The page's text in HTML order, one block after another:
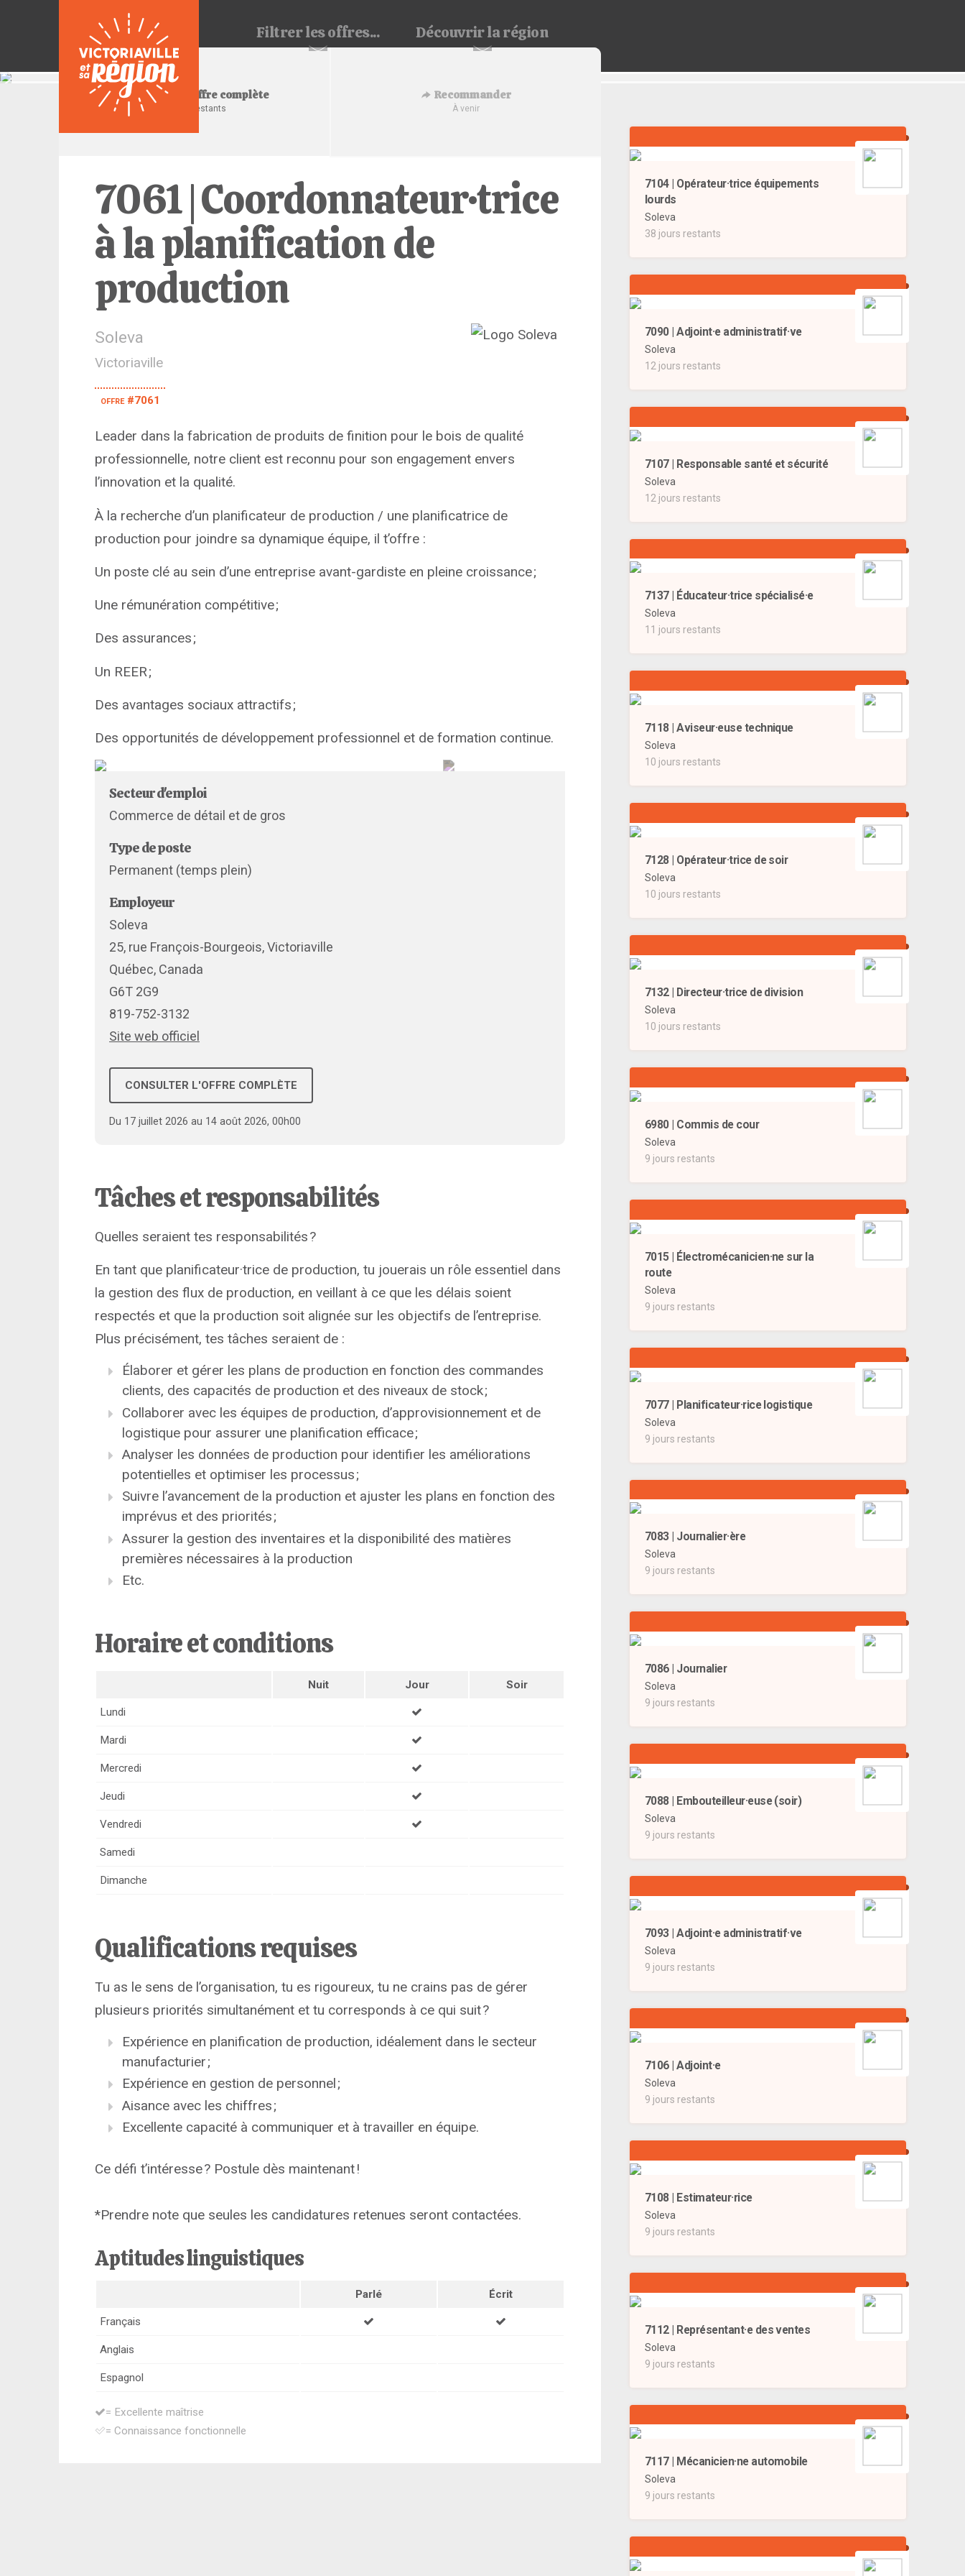
Filtrerles offres... Découvrirla région
Consulter l'offre complète
9 jours restants
Recommander
À venir
7061 | Coordonnateur·trice
à la planification de
production
Soleva
Victoriaville
offre #7061
Leader dans la fabrication de produits de finition pour le bois de qualité
professionnelle, notre client est reconnu pour son engagement envers
l’innovation et la qualité.
À la recherche d’un planificateur de production / une planificatrice de
production pour joindre sa dynamique équipe, il t’offre :
Un poste clé au sein d’une entreprise avant-gardiste en pleine croissance ;
Une rémunération compétitive ;
Des assurances ;
Un REER ;
Des avantages sociaux attractifs ;
Des opportunités de développement professionnel et de formation continue.
Secteur d'emploi
Commerce de détail et de gros
Type de poste
Permanent (temps plein)
Employeur
Soleva
25, rue François-Bourgeois, Victoriaville
Québec, Canada
G6T 2G9
819-752-3132
Site web officiel
CONSULTER L'OFFRE COMPLÈTE
Du 17 juillet 2026 au 14 août 2026, 00h00
Tâches et responsabilités
Quelles seraient tes responsabilités ?
En tant que planificateur·trice de production, tu jouerais un rôle essentiel dans
la gestion des flux de production, en veillant à ce que les délais soient
respectés et que la production soit alignée sur les objectifs de l’entreprise.
Plus précisément, tes tâches seraient de :
Élaborer et gérer les plans de production en fonction des commandes
clients, des capacités de production et des niveaux de stock ;
Collaborer avec les équipes de production, d’approvisionnement et de
logistique pour assurer une planification efficace ;
Analyser les données de production pour identifier les améliorations
potentielles et optimiser les processus ;
Suivre l’avancement de la production et ajuster les plans en fonction des
imprévus et des priorités ;
Assurer la gestion des inventaires et la disponibilité des matières
premières nécessaires à la production
Etc.
Horaire et conditions
Nuit Jour Soir
Lundi
Mardi
Mercredi
Jeudi
Vendredi
Samedi
Dimanche
Qualifications requises
Tu as le sens de l’organisation, tu es rigoureux, tu ne crains pas de gérer
plusieurs priorités simultanément et tu corresponds à ce qui suit ?
Expérience en planification de production, idéalement dans le secteur
manufacturier ;
Expérience en gestion de personnel ;
Aisance avec les chiffres ;
Excellente capacité à communiquer et à travailler en équipe.
Ce défi t’intéresse ? Postule dès maintenant !
*Prendre note que seules les candidatures retenues seront contactées.
Aptitudes linguistiques
Parlé Écrit
Français
Anglais
Espagnol
= Excellente maîtrise
= Connaissance fonctionnelle
7104 | Opérateur·trice équipements
lourds
Soleva
38 jours restants
7090 | Adjoint·e administratif·ve
Soleva
12 jours restants
7107 | Responsable santé et sécurité
Soleva
12 jours restants
7137 | Éducateur·trice spécialisé·e
Soleva
11 jours restants
7118 | Aviseur·euse technique
Soleva
10 jours restants
7128 | Opérateur·trice de soir
Soleva
10 jours restants
7132 | Directeur·trice de division
Soleva
10 jours restants
6980 | Commis de cour
Soleva
9 jours restants
7015 | Électromécanicien·ne sur la
route
Soleva
9 jours restants
7077 | Planificateur·rice logistique
Soleva
9 jours restants
7083 | Journalier·ère
Soleva
9 jours restants
7086 | Journalier
Soleva
9 jours restants
7088 | Embouteilleur·euse (soir)
Soleva
9 jours restants
7093 | Adjoint·e administratif·ve
Soleva
9 jours restants
7106 | Adjoint·e
Soleva
9 jours restants
7108 | Estimateur·rice
Soleva
9 jours restants
7112 | Représentant·e des ventes
Soleva
9 jours restants
7117 | Mécanicien·ne automobile
Soleva
9 jours restants